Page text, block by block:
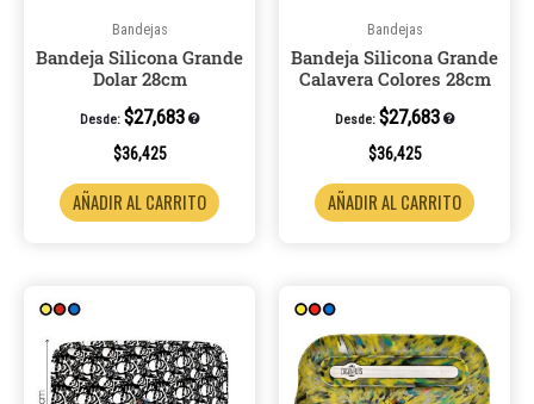
Bandejas
Bandeja Silicona Grande
Dolar 28cm
Desde: $27,683
$36,425
AÑADIR AL CARRITO
Bandejas
Bandeja Silicona Grande
Calavera Colores 28cm
Desde: $27,683
$36,425
AÑADIR AL CARRITO